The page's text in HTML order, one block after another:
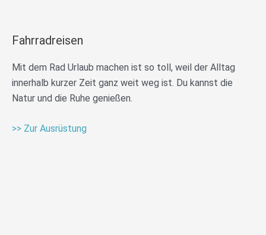
Fahrradreisen
Mit dem Rad Urlaub machen ist so toll, weil der Alltag
innerhalb kurzer Zeit ganz weit weg ist. Du kannst die
Natur und die Ruhe genießen.
>> Zur Ausrüstung